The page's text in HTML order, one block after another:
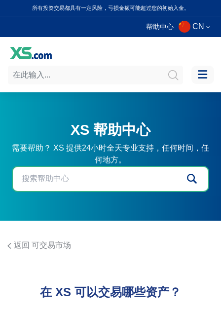
所有投资交易都具有一定风险，亏损金额可能超过您的初始入金。
帮助中心 CN
XS 帮助中心
需要帮助？ XS 提供24小时全天专业支持，任何时间，任
何地方。
返回 可交易市场
在 XS 可以交易哪些资产？